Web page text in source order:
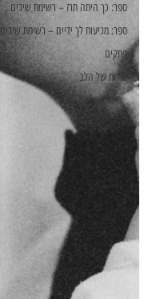
ספר: כך היתה תרז – רשימת שירים
ספר: מגיעות לך ידיים – רשימת שירים
פתקים
סודות של הלב